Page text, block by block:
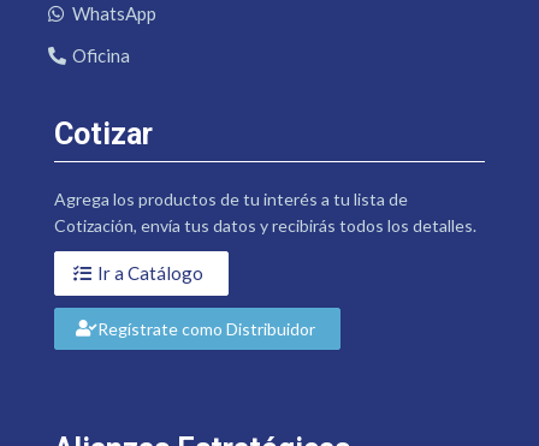
WhatsApp
Oficina
Cotizar
Agrega los productos de tu interés a tu lista de
Cotización, envía tus datos y recibirás todos los detalles.
Ir a Catálogo
Regístrate como Distribuidor